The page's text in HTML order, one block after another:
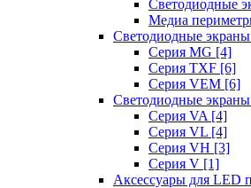
Светодиодные
Медиа
Светодиодные
Серия MG [4]
Серия TXF [6]
Серия VEM [6]
Светодиодные
Серия VA [4]
Серия VL [4]
Серия VH [3]
Серия V [1]
Аксессуары для LED